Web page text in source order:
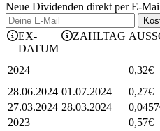
Neue Dividenden direkt per E-
EX-
DATUM
ZAHLTAG
2024 0,32€
28.06.2024 01.07.2024 0,27€
27.03.2024 28.03.2024 0,0457
2023
0,57€